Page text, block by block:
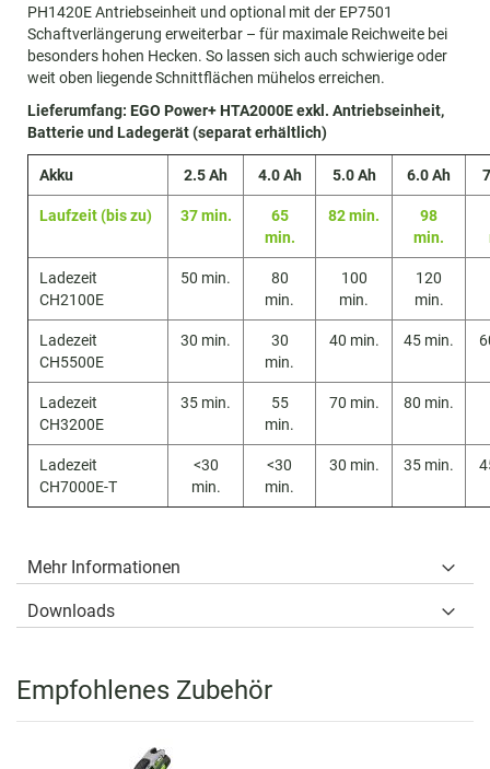
PH1420E Antriebseinheit und optional mit der EP7501
Schaftverlängerung erweiterbar – für maximale Reichweite bei
besonders hohen Hecken. So lassen sich auch schwierige oder
weit oben liegende Schnittflächen mühelos erreichen.
Lieferumfang: EGO Power+ HTA2000E exkl. Antriebseinheit,
Batterie und Ladegerät (separat erhältlich)
Akku 2.5 Ah 4.0 Ah 5.0 Ah 6.0 Ah
Laufzeit (bis zu) 37 min.
65
min.
82 min.
98
min.
Ladezeit
CH2100E
50 min.
80
min.
100
min.
120
min.
Ladezeit
CH5500E
30 min.
30
min.
40 min. 45 min.
Ladezeit
CH3200E
35 min.
55
min.
70 min.
80 min.
Ladezeit
CH7000E-T
<30
min.
<30
min.
30 min. 35 min.
Mehr Informationen
Downloads
Empfohlenes Zubehör